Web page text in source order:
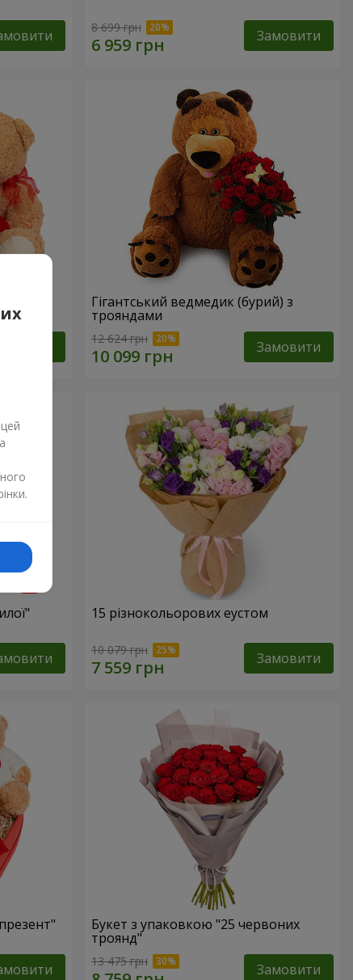
8 699 грн Замовити
Гігантський ведмедик (бурий) з
трояндами
12 624 грн Замовити
15 різнокольорових еустом
10 079 грн Замовити
Букет з упаковкою "25 червоних
троянд"
13 475 грн Замовити